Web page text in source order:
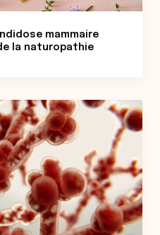
mammaire
la naturopathie